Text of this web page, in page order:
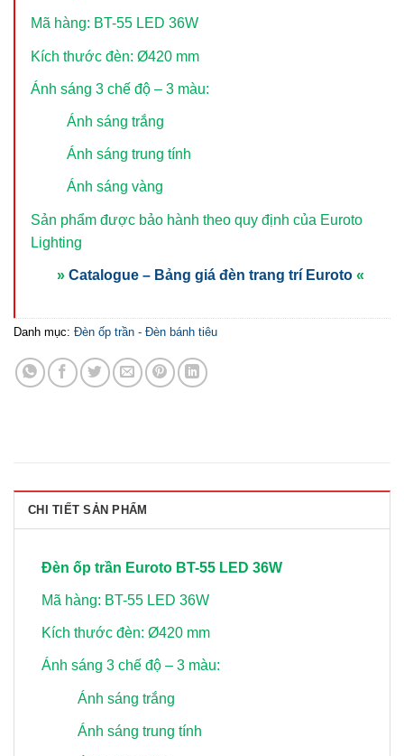
Mã hàng: BT-55 LED 36W
Kích thước đèn: Ø420 mm
Ánh sáng 3 chế độ – 3 màu:
Ánh sáng trắng
Ánh sáng trung tính
Ánh sáng vàng
Sản phẩm được bảo hành theo quy định của Euroto
Lighting
» Catalogue – Bảng giá đèn trang trí Euroto «
Danh mục: Đèn ốp trần - Đèn bánh tiêu
CHI TIẾT SẢN PHẨM
Đèn ốp trần Euroto BT-55 LED 36W
Mã hàng: BT-55 LED 36W
Kích thước đèn: Ø420 mm
Ánh sáng 3 chế độ – 3 màu:
Ánh sáng trắng
Ánh sáng trung tính